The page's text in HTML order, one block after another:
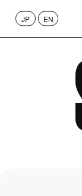
CONTENT
JP EN